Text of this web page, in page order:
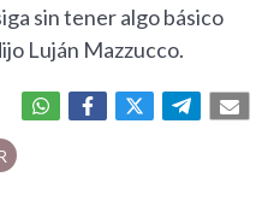
sin tener algo básico
Luján Mazzucco.